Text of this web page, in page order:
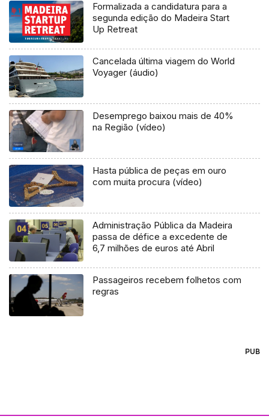
Formalizada a candidatura para a
segunda edição do Madeira Start
Up Retreat
Cancelada última viagem do World
Voyager (áudio)
Desemprego baixou mais de 40%
na Região (vídeo)
Hasta pública de peças em ouro
com muita procura (vídeo)
Administração Pública da Madeira
passa de défice a excedente de
6,7 milhões de euros até Abril
Passageiros recebem folhetos com
regras
PUB